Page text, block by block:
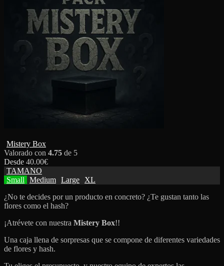
Mistery Box
Valorado con 4.75 de 5
Desde 40.00€
TAMANO
Small
Medium Large
XL
¿No te decides por un producto en concreto? ¿Te gustan tanto las
flores como el hash?
¡Atrévete con nuestra Mistery Box!!
Una caja llena de sorpresas que se compone de diferentes variedades
de flores y hash.